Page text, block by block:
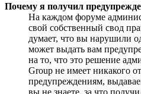
Почему я получил
На каждом форуме
свой собственный свод
думает, что вы нарушили
может выдать вам
на то, что это решение
Group не имеет никакого
предупреждениям,
вы не знаете, за что